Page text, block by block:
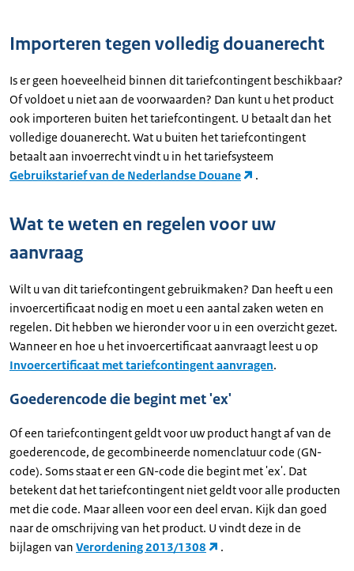
Importeren tegen volledig douanerecht
Is er geen hoeveelheid binnen dit tariefcontingent beschikbaar?
Of voldoet u niet aan de voorwaarden? Dan kunt u het product
ook importeren buiten het tariefcontingent. U betaalt dan het
volledige douanerecht. Wat u buiten het tariefcontingent
betaalt aan invoerrecht vindt u in het tariefsysteem
Gebruikstarief van de Nederlandse Douane
.
Wat te weten en regelen voor uw
aanvraag
Wilt u van dit tariefcontingent gebruikmaken? Dan heeft u een
invoercertificaat nodig en moet u een aantal zaken weten en
regelen. Dit hebben we hieronder voor u in een overzicht gezet.
Wanneer en hoe u het invoercertificaat aanvraagt leest u op
Invoercertificaat met tariefcontingent aanvragen.
Goederencode die begint met 'ex'
Of een tariefcontingent geldt voor uw product hangt af van de
goederencode, de gecombineerde nomenclatuur code (GN-
code). Soms staat er een GN-code die begint met 'ex'. Dat
betekent dat het tariefcontingent niet geldt voor alle producten
met die code. Maar alleen voor een deel ervan. Kijk dan goed
naar de omschrijving van het product. U vindt deze in de
bijlagen van Verordening 2013/1308 .